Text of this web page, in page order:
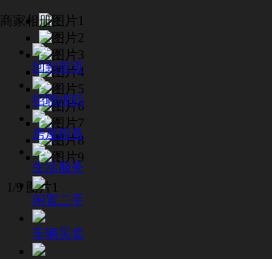
商家相册
回到首页
招聘求职
房屋租售
生活服务
闲置二手
车辆买卖
1/9 图片1